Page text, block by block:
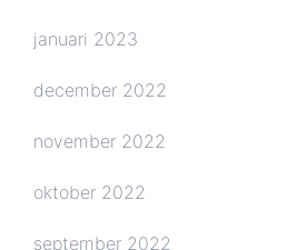
januari 2023
december 2022
november 2022
oktober 2022
september 2022